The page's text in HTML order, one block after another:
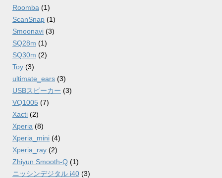
Roomba (1)
ScanSnap (1)
Smoonavi (3)
SQ28m (1)
SQ30m (2)
Toy (3)
ultimate_ears (3)
USBスピーカー (3)
VQ1005 (7)
Xacti (2)
Xperia (8)
Xperia_mini (4)
Xperia_ray (2)
Zhiyun Smooth-Q (1)
ニッシンデジタル i40 (3)